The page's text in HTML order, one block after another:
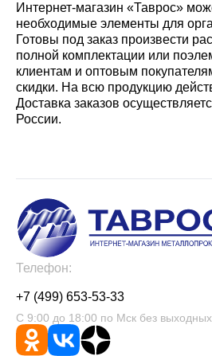
Интернет-магазин «Таврос»
необходимые элементы для
Готовы под заказ произвести
полной комплектации или
клиентам и оптовым
скидки. На всю продукцию
Доставка заказов
России.
Телефон:
+7 (499) 653-53-33
С 9:00 до 18:00 по Мск без выходных